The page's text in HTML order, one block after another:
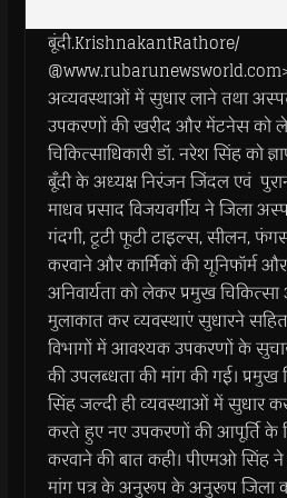
बूंदी.KrishnakantRathore/
अव्यवस्थाओं में सुधार लाने तथा
उपकरणों की खरीद और मेंटनेस को
चिकित्साधिकारी डॉ. नरेश सिंह को
बूँदी के अध्यक्ष निरंजन जिंदल एवं
माधव प्रसाद विजयवर्गीय ने जिला
गंदगी, टूटी फूटी टाइल्स, सीलन,
करवाने और कार्मिकों की यूनिफॉर्म
अनिवार्यता को लेकर प्रमुख
मुलाकात कर व्यवस्थाएं सुधारने
विभागों में आवश्यक उपकरणों के
की उपलब्धता की मांग की गई। प्रमुख
सिंह जल्दी ही व्यवस्थाओं में सुधार
करते हुए नए उपकरणों की आपूर्ति के
करवाने की बात कही। पीएमओ सिंह
मांग पत्र के अनुरूप के अनुरूप जिला